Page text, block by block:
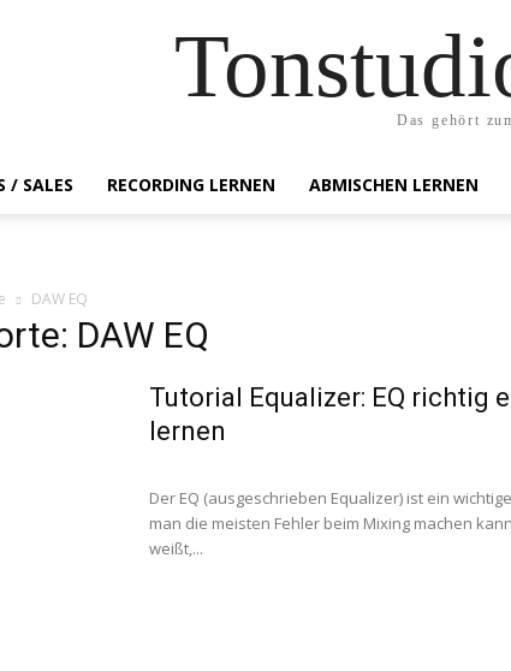
Das gehört
/ SALES RECORDING LERNEN ABMISCHEN LERNEN
DAW EQ
DAW EQ
Tutorial Equalizer: EQ richtig
lernen
Der EQ (ausgeschrieben Equalizer) ist ein
man die meisten Fehler beim Mixing machen
weißt,...